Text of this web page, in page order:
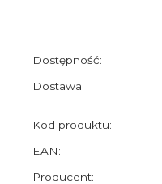
Dostępność:
Dostawa:
Kod produktu:
EAN:
Producent: